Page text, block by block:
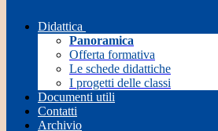
Didattica
Panoramica
Offerta formativa
Le schede didattiche
I progetti delle classi
Documenti utili
Contatti
Archivio